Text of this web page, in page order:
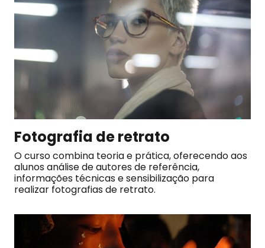
Fotografia de retrato
O curso combina teoria e prática, oferecendo aos
alunos análise de autores de referência,
informações técnicas e sensibilização para
realizar fotografias de retrato.